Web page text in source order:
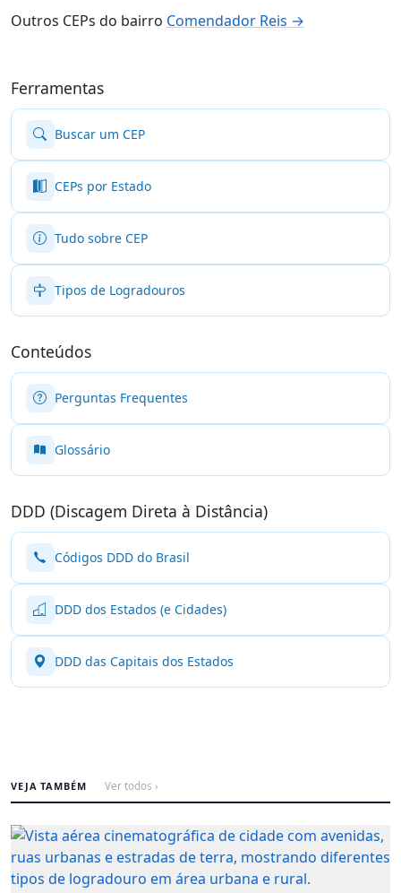
Outros CEPs do bairro Comendador Reis →
Ferramentas
Buscar um CEP
CEPs por Estado
Tudo sobre CEP
Tipos de Logradouros
Conteúdos
Perguntas Frequentes
Glossário
DDD (Discagem Direta à Distância)
Códigos DDD do Brasil
DDD dos Estados (e Cidades)
DDD das Capitais dos Estados
VEJA TAMBÉM Ver todos ›